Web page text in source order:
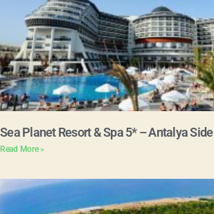
Sea Planet Resort & Spa 5* – Antalya Side
Read More »